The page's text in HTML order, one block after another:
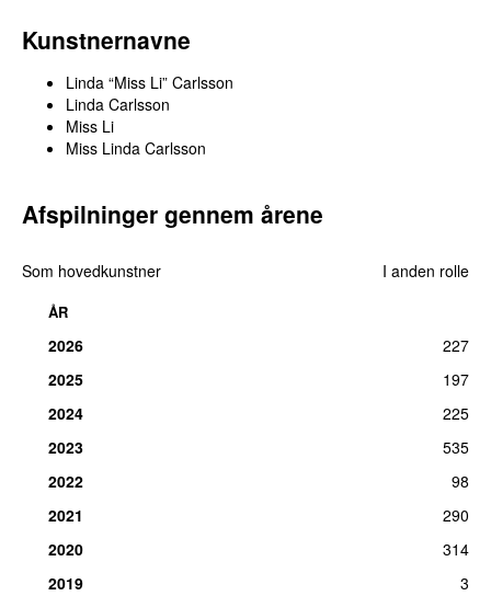
Kunstnernavne
Linda “Miss Li” Carlsson
Linda Carlsson
Miss Li
Miss Linda Carlsson
Afspilninger gennem årene
Som hovedkunstner I anden rolle
ÅR
2026
227
2025
197
2024
225
2023
535
2022
98
2021
290
2020
314
2019
3